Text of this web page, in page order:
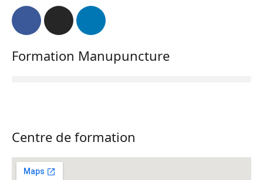
Formation Manupuncture
Centre de formation